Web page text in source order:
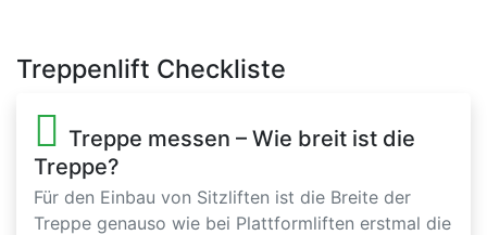
Treppenlift Checkliste
Treppe messen – Wie breit ist die
Treppe?
Für den Einbau von Sitzliften ist die Breite der
Treppe genauso wie bei Plattformliften erstmal die